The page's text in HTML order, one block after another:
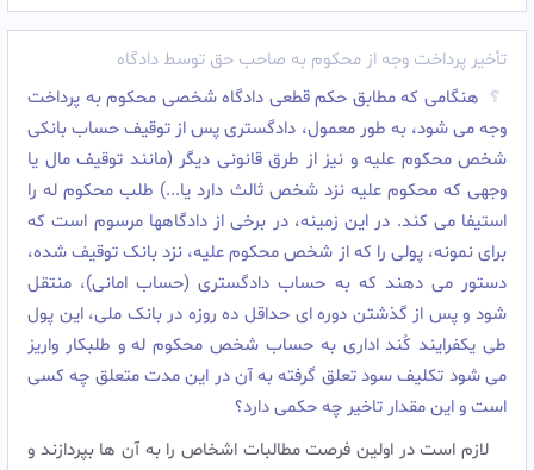
تأخیر پرداخت وجه از محکوم به صاحب حق توسط دادگاه
هنگامی که مطابق حکم قطعی دادگاه شخصی محکوم به پرداخت
وجه می شود، به طور معمول، دادگستری پس از توقیف حساب بانکی
شخص محکوم علیه و نیز از طرق قانونی دیگر (مانند توقیف مال یا
وجهی که محکوم علیه نزد شخص ثالث دارد یا...) طلب محکوم له را
استیفا می کند. در این زمینه، در برخی از دادگاهها مرسوم است که
برای نمونه، پولی را که از شخص محکوم علیه، نزد بانک توقیف شده،
دستور می دهند که به حساب دادگستری (حساب امانی)، منتقل
شود و پس از گذشتن دوره ای حداقل ده روزه در بانک ملی، این پول
طی یکفرایند کُند اداری به حساب شخص محکوم له و طلبکار واریز
می شود تکلیف سود تعلق گرفته به آن در این مدت متعلق چه کسی
است و این مقدار تاخیر چه حکمی دارد؟
لازم است در اولین فرصت مطالبات اشخاص را به آن ها بپردازند و